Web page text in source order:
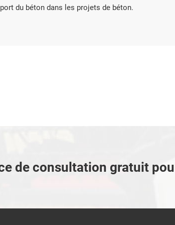
du béton dans les projets de béton.
Obtenir un devis  En savoir plus
de consultation gratuit